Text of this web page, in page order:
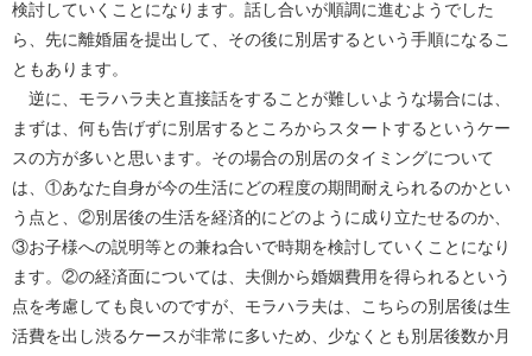
検討していくことになります。話し合いが順調に進むようでした
ら、先に離婚届を提出して、その後に別居するという手順になるこ
ともあります。
逆に、モラハラ夫と直接話をすることが難しいような場合には、
まずは、何も告げずに別居するところからスタートするというケー
スの方が多いと思います。その場合の別居のタイミングについて
は、①あなた自身が今の生活にどの程度の期間耐えられるのかとい
う点と、②別居後の生活を経済的にどのように成り立たせるのか、
③お子様への説明等との兼ね合いで時期を検討していくことになり
ます。②の経済面については、夫側から婚姻費用を得られるという
点を考慮しても良いのですが、モラハラ夫は、こちらの別居後は生
活費を出し渋るケースが非常に多いため、少なくとも別居後数か月